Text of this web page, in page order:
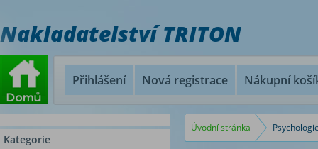
Nakladatelství TRITON
Přihlášení Nová registrace Nákupní
Kategorie
Úvodní stránka